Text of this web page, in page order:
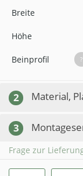
Breite
Höhe
Beinprofil ?
2 Material,
3
Frage zur